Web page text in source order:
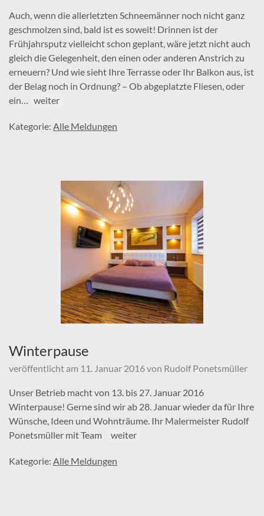
Auch, wenn die allerletzten Schneemänner noch nicht ganz
geschmolzen sind, bald ist es soweit! Drinnen ist der
Frühjahrsputz vielleicht schon geplant, wäre jetzt nicht auch
gleich die Gelegenheit, den einen oder anderen Anstrich zu
erneuern? Und wie sieht Ihre Terrasse oder Ihr Balkon aus, ist
der Belag noch in Ordnung? – Ob abgeplatzte Fliesen, oder
ein… weiter
Kategorie: Alle Meldungen
Winterpause
veröffentlicht am 11. Januar 2016von Rudolf Ponetsmüller
Unser Betrieb macht von 13. bis 27. Januar 2016
Winterpause! Gerne sind wir ab 28. Januar wieder da für Ihre
Wünsche, Ideen und Wohnträume. Ihr Malermeister Rudolf
Ponetsmüller mit Team
weiter
Kategorie: Alle Meldungen